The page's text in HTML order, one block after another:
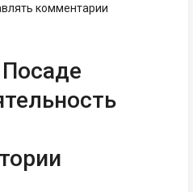
комментарии